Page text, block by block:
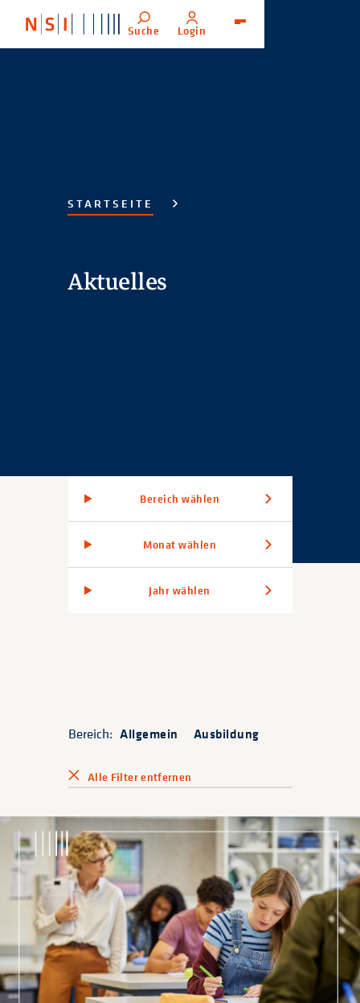
Suche Login
STARTSEITE
Aktuelles
Bereich wählen
Monat wählen
Jahr wählen
Bereich: Allgemein Ausbildung
Alle Filter entfernen